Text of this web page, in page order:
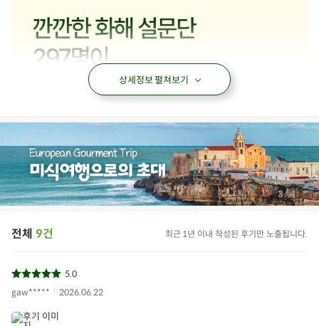
상세정보 펼쳐보기
3/4
전체 9건 최근 1년 이내 작성된 후기만 노출됩니다.
5.0
gaw*****
2026.06.22